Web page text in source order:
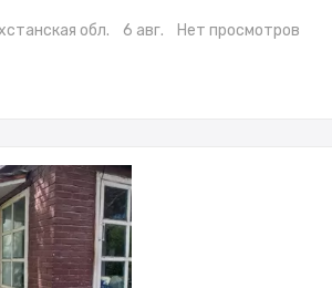
обл. 6 авг. Нет просмотров